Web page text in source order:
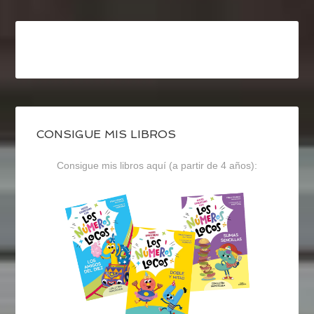
CONSIGUE MIS LIBROS
Consigue mis libros aquí (a partir de 4 años):